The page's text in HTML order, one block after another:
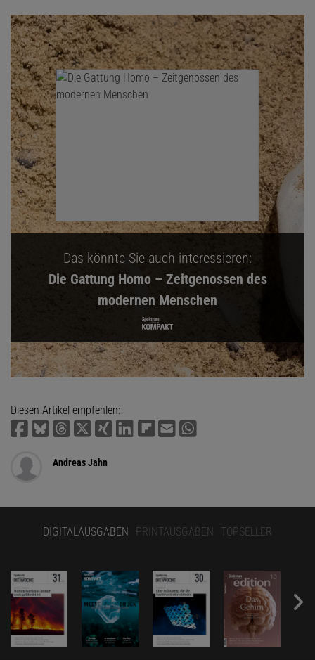
Das könnte Sie auch interessieren:
Die Gattung Homo – Zeitgenossen des
modernen Menschen
Diesen Artikel empfehlen:
Andreas Jahn
DIGITALAUSGABEN PRINTAUSGABEN TOPSELLER